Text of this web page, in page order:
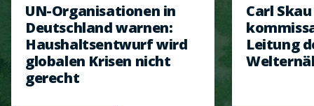
UN-Organisationen in
Deutschland warnen:
Haushaltsentwurf wird
globalen Krisen nicht
gerecht
Carl
Leitung